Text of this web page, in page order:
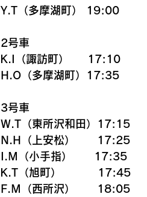
Y.T（多摩湖町） 19:00
2号車
K.I（諏訪町）     17:10
H.O（多摩湖町）17:35
3号車
W.T（東所沢和田）17:15
N.H（上安松）      17:25
I.M（小手指）　　17:35
K.T（旭町）　　　 17:45
F.M（西所沢）　   18:05